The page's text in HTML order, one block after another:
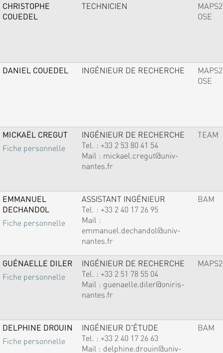
CHRISTOPHE
COUEDEL
TECHNICIEN
MAPS2
OSE
DANIEL COUEDEL INGÉNIEUR DE RECHERCHE
MAPS2
OSE
MICKAËL CREGUT
Fiche personnelle
INGÉNIEUR DE RECHERCHE
Tel. : +33 2 53 80 41 54
Mail : mickael.cregut@univ-
nantes.fr
TEAM
EMMANUEL
DECHANDOL
Fiche personnelle
ASSISTANT INGÉNIEUR
Tel. : +33 2 40 17 26 95
Mail :
emmanuel.dechandol@univ-
nantes.fr
BAM
GUÉNAELLE DILER
Fiche personnelle
INGÉNIEUR DE RECHERCHE
Tel. : +33 2 51 78 55 04
Mail : guenaelle.diler@oniris-
nantes.fr
MAPS2
DELPHINE DROUIN
Fiche personnelle
INGÉNIEUR D'ÉTUDE
Tel. : +33 2 40 17 26 63
Mail : delphine.drouin@univ-
BAM